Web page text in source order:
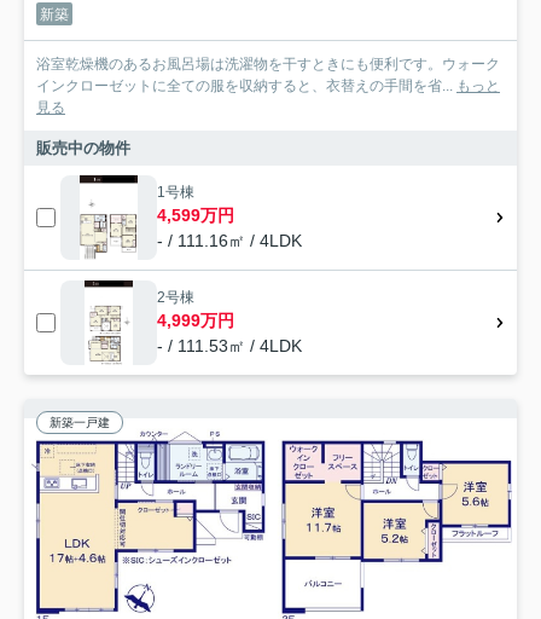
新築
浴室乾燥機のあるお風呂場は洗濯物を干すときにも便利です。ウォーク
インクローゼットに全ての服を収納すると、衣替えの手間を省... もっと
見る
販売中の物件
1号棟
4,599万円
- / 111.16㎡ / 4LDK
2号棟
4,999万円
- / 111.53㎡ / 4LDK
新築一戸建